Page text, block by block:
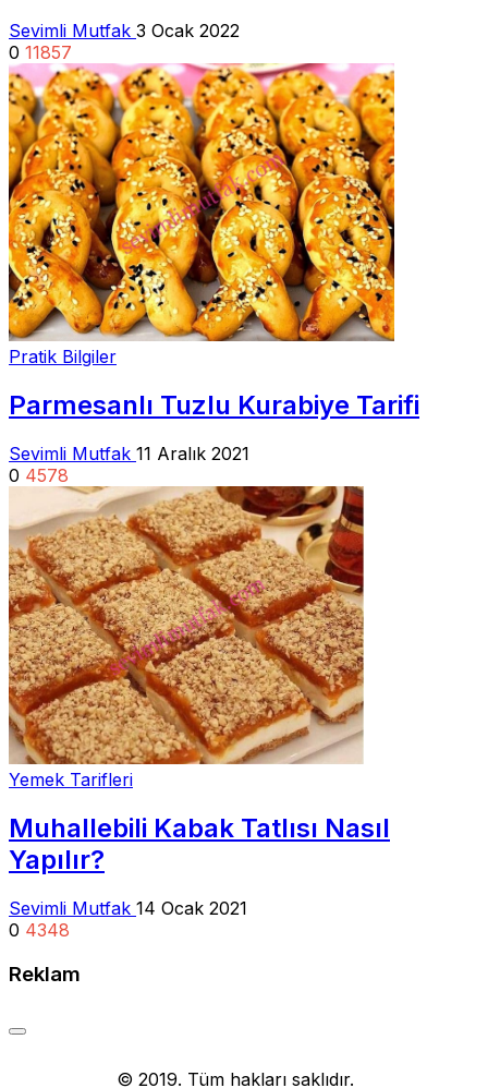
Sevimli Mutfak 3 Ocak 2022
0 11857
Pratik Bilgiler
Parmesanlı Tuzlu Kurabiye Tarifi
Sevimli Mutfak 11 Aralık 2021
0 4578
Yemek Tarifleri
Muhallebili Kabak Tatlısı Nasıl
Yapılır?
Sevimli Mutfak 14 Ocak 2021
0 4348
Reklam
© 2019. Tüm hakları saklıdır.